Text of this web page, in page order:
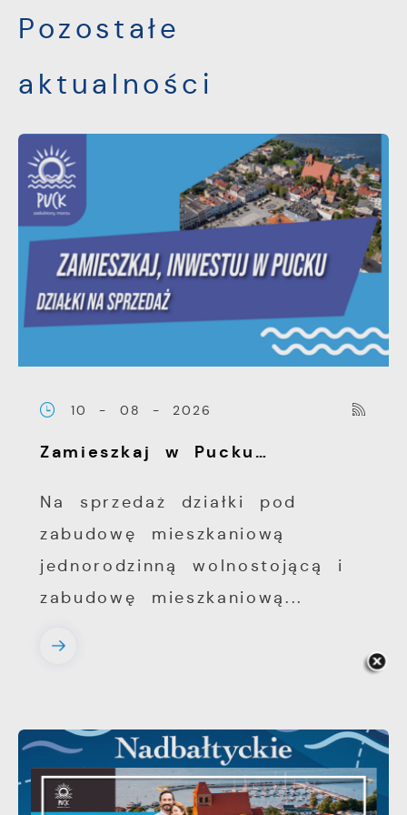
Pozostałe
aktualności
10 - 08 - 2026
Zamieszkaj w Pucku…
Na sprzedaż działki pod
zabudowę mieszkaniową
jednorodzinną wolnostojącą i
zabudowę mieszkaniową...